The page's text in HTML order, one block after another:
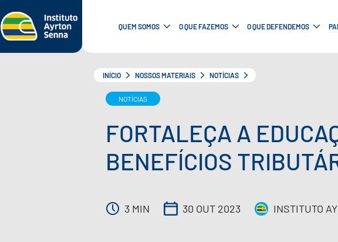
QUEM SOMOS O QUE FAZEMOS O QUE DEFENDEMOS
INÍCIO NOSSOS MATERIAIS NOTÍCIAS
NOTÍCIAS
FORTALEÇA A
BENEFÍCIOS
3 MIN 30 OUT 2023 INSTITUTO